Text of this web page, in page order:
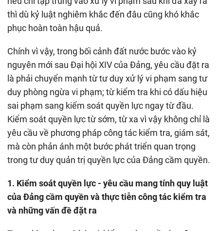
thì dù kỷ luật nghiêm khắc đến đâu cũng khó khắc
phục hoàn toàn hậu quả.
Chính vì vậy, trong bối cảnh đất nước bước vào kỷ
nguyên mới sau Đại hội XIV của Đảng, yêu cầu đặt ra
là phải chuyển mạnh từ tư duy xử lý vi phạm sang tư
duy phòng ngừa vi phạm; từ kiểm tra khi có dấu hiệu
sai phạm sang kiểm soát quyền lực ngay từ đầu.
Kiểm soát quyền lực từ sớm, từ xa vì vậy không chỉ là
yêu cầu về phương pháp công tác kiểm tra, giám sát,
mà còn phản ánh một bước phát triển quan trọng
trong tư duy quản trị quyền lực của Đảng cầm quyền.
1. Kiểm soát quyền lực - yêu cầu mang tính quy luật
của Đảng cầm quyền và thực tiễn công tác kiểm tra
và những vấn đề đặt ra